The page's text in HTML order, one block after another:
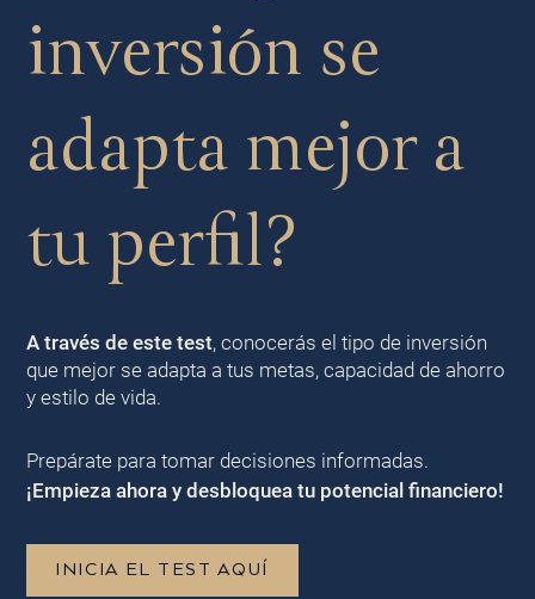
inversión se
adapta mejor a
tu perfil?
A través de este test, conocerás el tipo de inversión
que mejor se adapta a tus metas, capacidad de ahorro
y estilo de vida.
Prepárate para tomar decisiones informadas.
¡Empieza ahora y desbloquea tu potencial financiero!
INICIA EL TEST AQUÍ